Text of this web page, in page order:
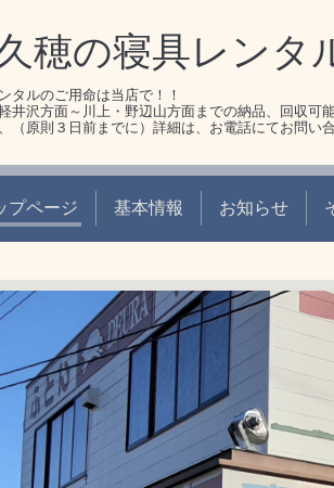
穂の寝具レンタ
タルのご用命は当店で！！
井沢方面～川上・野辺山方面までの納品、回収可能
（原則３日前までに）詳細は、お電話にてお問い合
プページ 基本情報 お知らせ